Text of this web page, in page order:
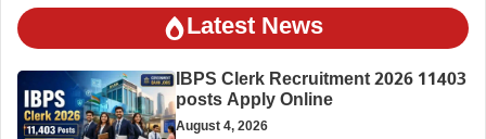
Latest News
IBPS Clerk Recruitment 2026 11403
posts Apply Online
August 4, 2026